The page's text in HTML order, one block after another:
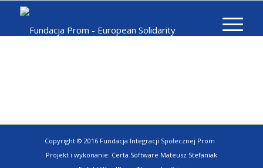
Copyright © 2016 Fundacja Integracji Społecznej Prom
Projekt i wykonanie: Certa Software Mateusz Stefaniak